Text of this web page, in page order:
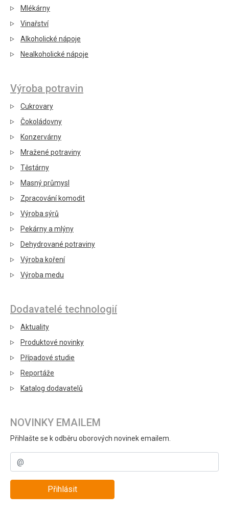
Mlékárny
Vinařství
Alkoholické nápoje
Nealkoholické nápoje
Výroba potravin
Cukrovary
Čokoládovny
Konzervárny
Mražené potraviny
Těstárny
Masný průmysl
Zpracování komodit
Výroba sýrů
Pekárny a mlýny
Dehydrované potraviny
Výroba koření
Výroba medu
Dodavatelé technologií
Aktuality
Produktové novinky
Případové studie
Reportáže
Katalog dodavatelů
NOVINKY EMAILEM
Přihlašte se k odběru oborových novinek emailem.
Přihlásit